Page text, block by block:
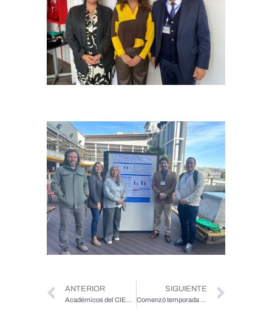
ANTERIOR
Académicos del CIES exponen en el Congreso Nacional de Geriatría y Gerontología
SIGUIENTE
Comenzó temporada de cursos CIES para personas mayores